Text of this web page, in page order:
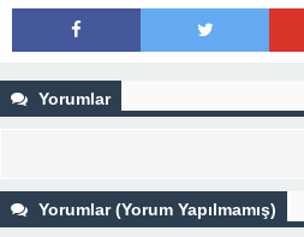
Yorumlar
Yorumlar (Yorum Yapılmamış)